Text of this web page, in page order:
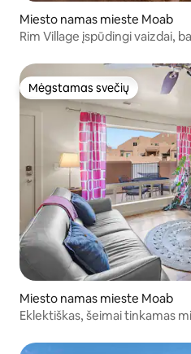
Miesto namas mieste Moab
Rim Village įspūdingi vaizdai,
Mėgstamas svečių
Mėgstamas svečių
Miesto namas mieste Moab
Eklektiškas, šeimai tinkamas